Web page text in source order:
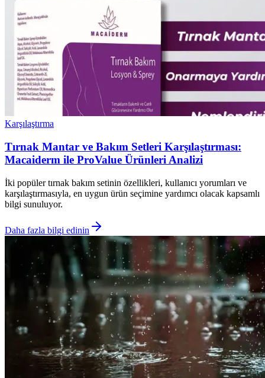
Karşılaştırma
Tırnak Mantar ve Bakım Setleri Karşılaştırması:
Macaiderm ile ProValue Ürünleri Analizi
İki popüler tırnak bakım setinin özellikleri, kullanıcı yorumları ve
karşılaştırmasıyla, en uygun ürün seçimine yardımcı olacak kapsamlı
bilgi sunuluyor.
Daha fazla bilgi edinin